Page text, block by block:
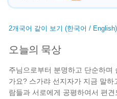
2개국어 같이 보기 (한국어 / English)
오늘의 묵상
주님으로부터 분명하고 단순하며
가요? 스가랴 선지자가 지금 말
람들과 서로에게 공평하여서 편